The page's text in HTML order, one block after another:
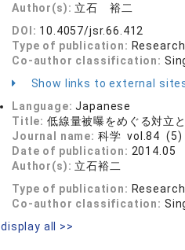
Author(s): 立石 裕二
DOI: 10.4057/jsr.66.412
Type of publication:
Co-author classification:
Show links to external
Language:Japanese
Title: 低線量被曝をめぐる対立
Journal name: 科学 vol.84 (5)
Date of publication: 2014.05
Author(s): 立石裕二
Type of publication:
Co-author classification:
display all >>